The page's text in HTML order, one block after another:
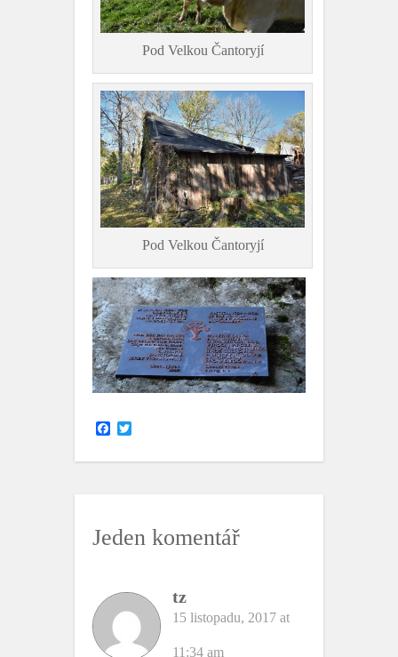
Pod Velkou Čantoryjí
Pod Velkou Čantoryjí
F
Jeden komentář
tz
15 listopadu, 2017 at
11:34 am